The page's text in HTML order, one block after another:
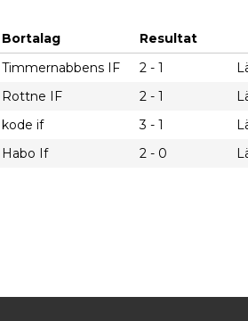
Bortalag
Resultat
Timmernabbens IF 2 - 1
Rottne IF 2 - 1
kode if 3 - 1
Habo If 2 - 0